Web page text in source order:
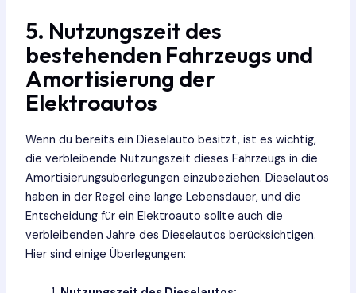
5. Nutzungszeit des
bestehenden Fahrzeugs und
Amortisierung der
Elektroautos
Wenn du bereits ein Dieselauto besitzt, ist es wichtig,
die verbleibende Nutzungszeit dieses Fahrzeugs in die
Amortisierungsüberlegungen einzubeziehen. Dieselautos
haben in der Regel eine lange Lebensdauer, und die
Entscheidung für ein Elektroauto sollte auch die
verbleibenden Jahre des Dieselautos berücksichtigen.
Hier sind einige Überlegungen: